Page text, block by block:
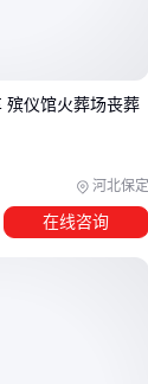
遗体运输车
追求紧凑车身
车，这类车型
需根据运输半
河北保定
殡仪馆火葬场丧葬
在线咨询